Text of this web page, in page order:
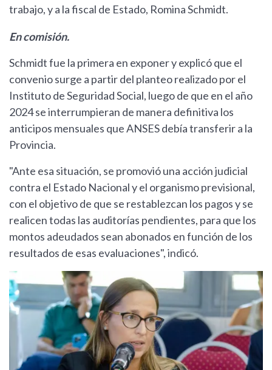
trabajo, y a la fiscal de Estado, Romina Schmidt.
En comisión.
Schmidt fue la primera en exponer y explicó que el
convenio surge a partir del planteo realizado por el
Instituto de Seguridad Social, luego de que en el año
2024 se interrumpieran de manera definitiva los
anticipos mensuales que ANSES debía transferir a la
Provincia.
"Ante esa situación, se promovió una acción judicial
contra el Estado Nacional y el organismo previsional,
con el objetivo de que se restablezcan los pagos y se
realicen todas las auditorías pendientes, para que los
montos adeudados sean abonados en función de los
resultados de esas evaluaciones", indicó.